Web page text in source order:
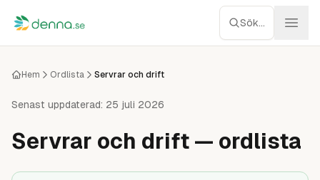
Hoppa till innehåll Sök...
Webbhotell
Managed WP
Servrar
Hem Ordlista Servrar och drift
Senast uppdaterad: 25 juli 2026
Servrar och drift — ordlista